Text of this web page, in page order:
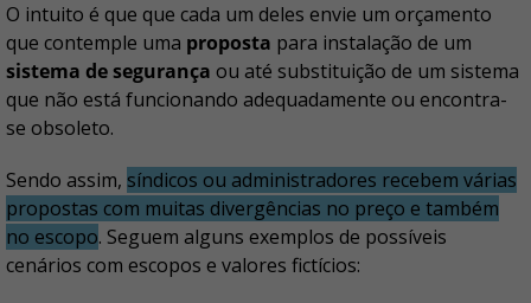
O intuito é que que cada um deles envie um orçamento
que contemple uma proposta para instalação de um
sistema de segurança ou até substituição de um sistema
que não está funcionando adequadamente ou encontra-
se obsoleto.
Sendo assim, síndicos ou administradores recebem várias
propostas com muitas divergências no preço e também
no escopo. Seguem alguns exemplos de possíveis
cenários com escopos e valores fictícios: